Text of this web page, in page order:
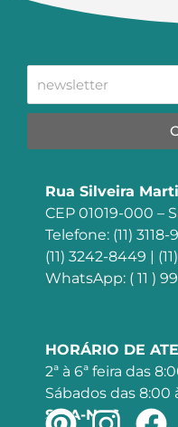
Rua Silveira
CEP 01019-000 –
Telefone: (11)
(11) 3242-8449 |
WhatsApp: ( 11 )
HORÁRIO DE
2ª à 6ª feira das
Sábados das 8:00
SIGA-NOS